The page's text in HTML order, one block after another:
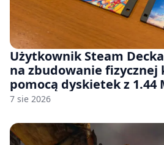
Użytkownik Steam
na zbudowanie fizycznej
pomocą dyskietek z 1.44
7 sie 2026